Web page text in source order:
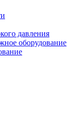
давления
оборудование